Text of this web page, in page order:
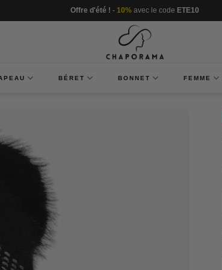
Offre d'été ! - 10% avec le code ETE10
BÉRET BONNET FEMME